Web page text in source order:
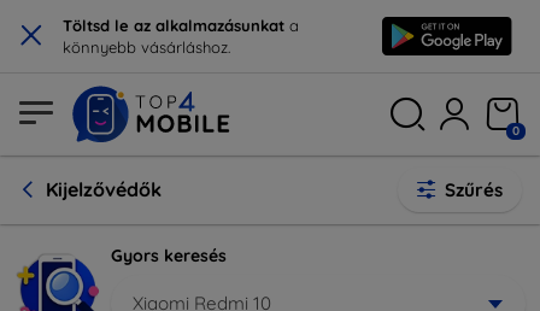
× Töltsd le az alkalmazásunkat a
könnyebb vásárláshoz.
0
Kijelzővédők Szűrés
Gyors keresés
Xiaomi Redmi 10